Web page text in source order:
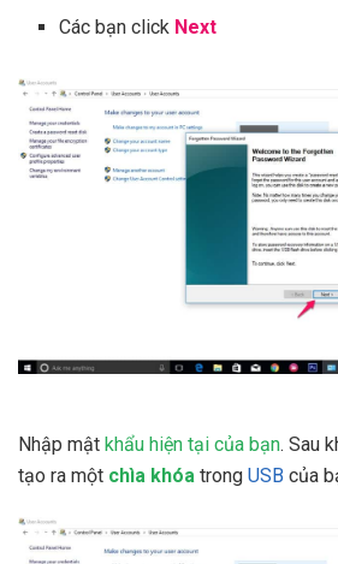
Các bạn click Next
Nhập mật khẩu hiện tại của bạn. Sau
tạo ra một chìa khóa trong USB của